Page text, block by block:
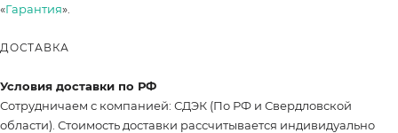
«Гарантия».
ДОСТАВКА
Условия доставки по РФ
Сотрудничаем с компанией: СДЭК (По РФ и Свердловской
области). Стоимость доставки рассчитывается индивидуально